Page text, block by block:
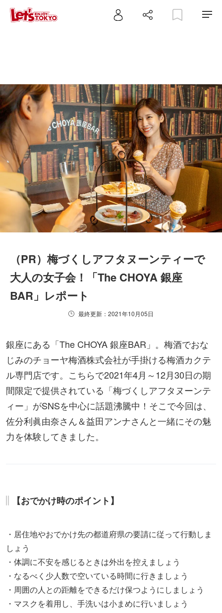
（PR）梅づくしアフタヌーンティーで
大人の女子会！「The CHOYA 銀座
BAR」レポート
最終更新：2021年10月05日
銀座にある「The CHOYA 銀座BAR」。梅酒でおな
じみのチョーヤ梅酒株式会社が手掛ける梅酒カクテ
ル専門店です。こちらで2021年4月～12月30日の期
間限定で提供されている「梅づくしアフタヌーンテ
ィー」がSNSを中心に話題沸騰中！そこで今回は、
佐分利眞由奈さん＆益田アンナさんと一緒にその魅
力を体験してきました。
【おでかけ時のポイント】
・居住地やおでかけ先の都道府県の要請に従って行動しま
しょう
・体調に不安を感じるときは外出を控えましょう
・なるべく少人数で空いている時間に行きましょう
・周囲の人との距離をできるだけ保つようにしましょう
・マスクを着用し、手洗いは小まめに行いましょう